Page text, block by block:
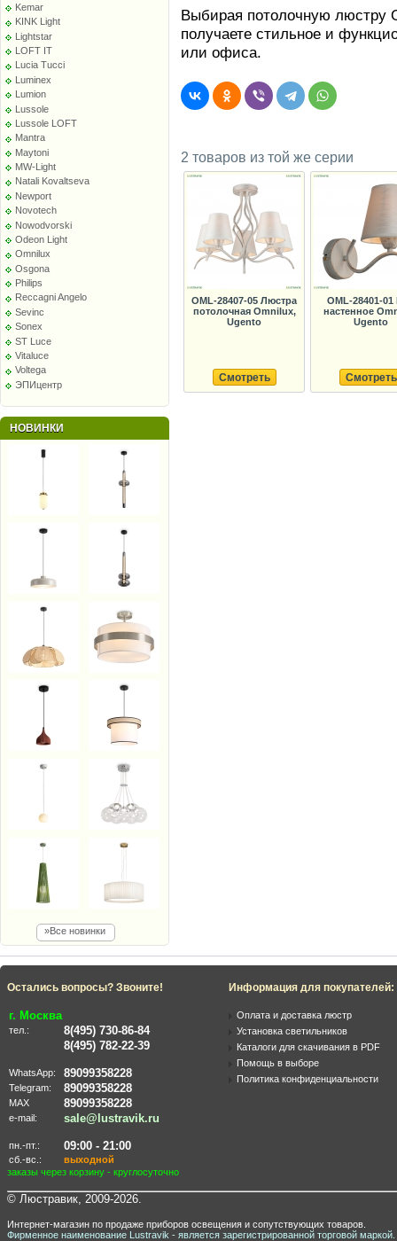
Kemar
KINK Light
Lightstar
LOFT IT
Lucia Tucci
Luminex
Lumion
Lussole
Lussole LOFT
Mantra
Maytoni
MW-Light
Natali Kovaltseva
Newport
Novotech
Nowodvorski
Odeon Light
Omnilux
Osgona
Philips
Reccagni Angelo
Sevinc
Sonex
ST Luce
Vitaluce
Voltega
ЭПИцентр
НОВИНКИ
»Все новинки
Выбирая потолочную люстру
получаете стильное и
или офиса.
2 товаров из той же серии
OML-28407-05 Люстра
потолочная Omnilux,
Ugento
Смотреть
OML-28401-01
настенное
Ugento
Смотреть
Остались вопросы? Звоните!
г. Москва
тел.:
8(495) 730-86-84
8(495) 782-22-39
WhatsApp: 89099358228
Telegram: 89099358228
MAX 89099358228
e-mail: sale@lustravik.ru
пн.-пт.: 09:00 - 21:00
сб.-вс.:
выходной
заказы через корзину - круглосуточно
Информация для покупателей:
Оплата и доставка люстр
Установка светильников
Каталоги для скачивания в PDF
Помощь в выборе
Политика конфиденциальности
© Люстравик, 2009-2026.
Интернет-магазин по продаже приборов освещения и сопутствующих товаров.
Фирменное наименование Lustravik - является зарегистрированной торговой